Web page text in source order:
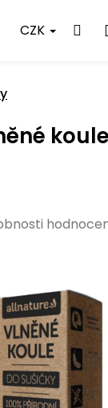
CZK